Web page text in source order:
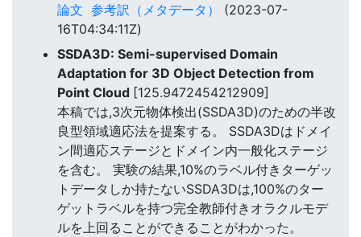
論文 参考訳（メタデータ）
(2023-07-
16T04:34:11Z)
SSDA3D: Semi-supervised Domain
Adaptation for 3D Object Detection from
Point Cloud [125.9472454212909]
本稿では,3次元物体検出(SSDA3D)のための半改
良型領域適応法を提案する。 SSDA3Dはドメイ
ン間適応ステージとドメイン内一般化ステージ
を含む。 実験の結果,10%のラベル付きターゲッ
トデータしか持たないSSDA3Dは,100%のター
ゲットラベルを持つ完全教師付きオラクルモデ
ルを上回ることができることがわかった。